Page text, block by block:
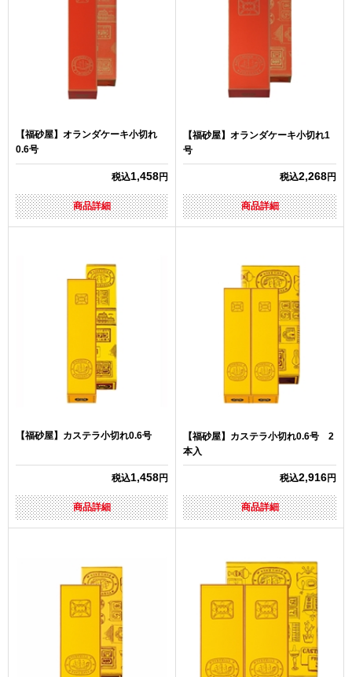
【福砂屋】オランダケーキ小切れ
0.6号
税込1,458円
商品詳細
【福砂屋】オランダケーキ小切れ1
号
税込2,268円
商品詳細
【福砂屋】カステラ小切れ0.6号
税込1,458円
商品詳細
【福砂屋】カステラ小切れ0.6号 2
本入
税込2,916円
商品詳細